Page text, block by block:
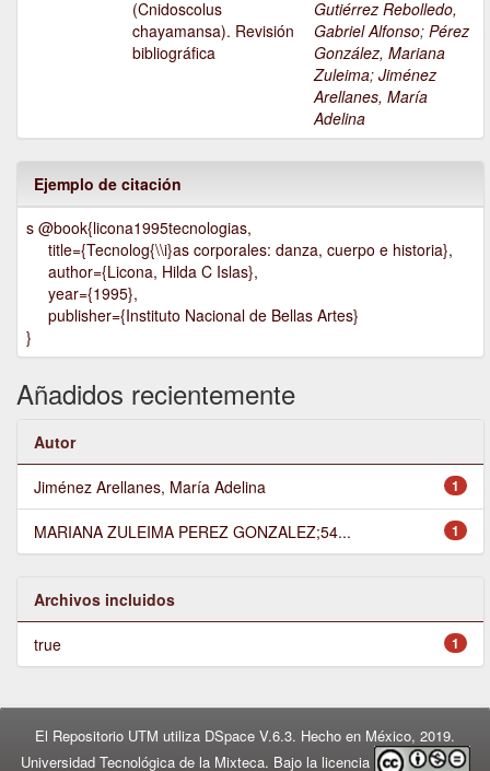
(Cnidoscolus
chayamansa). Revisión
bibliográfica
Gutiérrez Rebolledo,
Gabriel Alfonso; Pérez
González, Mariana
Zuleima; Jiménez
Arellanes, María
Adelina
Ejemplo de citación
s @book{licona1995tecnologias,
title={Tecnolog{\\i}as corporales: danza, cuerpo e historia},
author={Licona, Hilda C Islas},
year={1995},
publisher={Instituto Nacional de Bellas Artes}
}
Añadidos recientemente
Autor
1
Jiménez Arellanes, María Adelina
1
MARIANA ZULEIMA PEREZ GONZALEZ;54...
Archivos incluidos
1
true
El Repositorio UTM utiliza DSpace V.6.3. Hecho en México, 2019.
Universidad Tecnológica de la Mixteca. Bajo la licencia